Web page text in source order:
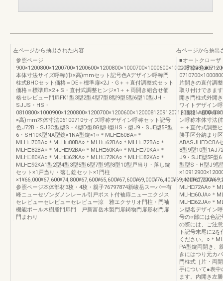
左ページから抽出された内容
参照ページ
本体寸法サイズ呼称(巾×高)mmセット記号色Aデザイン呼称門
柱式BHCセット価格＝DE＋標準扉×2J・G＋＋直付調整式セット
価格＝標準扉×2＋S・直付式調整ヒンジ×1＋＋両開き組合せ価
格セレビュー門扉FK1型3型2型4型7型8型9型5型6型10型JH・
SJJS・HS・
×高)mm本体寸法06100710サイズ呼称デザイン呼称セット記号
色J72B・SJ3C型型S・4型D型8G型H型HS・型J9・SJE型5F型
6・SH10K型NA型錠×1NA型錠×1○＊MLH□60BA○＊
MLH□70BA○＊MLH□80BA○＊MLH□62BA○＊MLH□72BA○＊
MLH□82BA○＊MLH□92BA○＊MLH□60KA○＊MLH□70KA○＊
MLH□80KA○＊MLH□62KA○＊MLH□72KA○＊MLH□82KA○＊
MLH□92KA1型2型4型3型5型6型7型9型8型10型戸当り・落し錠
セット×1戸当り・落し錠セット×1門柱
参照ページ本体部材3枚・4枚・親子76797874新峻岳スーパー有
峰ニューセゾンダノンレール引戸ポスト付袖扉ニューエクジス
セレビューセレビューセレビュー涼 雅エクサリオ門柱・門袖
機能ポール木樹脂門扉門 戸新富岳木製門扉鋳物門扉形材門扉
門まわり
右ページから抽出
■オートクローザ
ン呼称●色■セッ
片開きの直付調
取り付けできま
開き門柱式外開
ワイトデザイン
ト価格＝標準扉
ン呼称本体寸法(
＋＋直付式調整
勝手区分納まり
ABASJHEDCBA
8型9型10型
J9・SJE型5F型
型型S・H型J9型
＊MLH□70AA○
MLH□72AA○＊
MLH□60JA○＊
MLH□62JA○＊
ン型名デザイン
号の○部には色記
の際には、ご注
ト記号末尾に2
ください。○＊
PA型錠両開き、
きにはつり元カ
門柱式［片・両
手について●表中
ます。内開き左